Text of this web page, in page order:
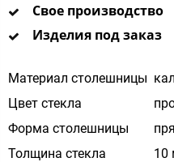
Свое производство
Изделия под заказ
Материал столешницы
Цвет стекла
Форма столешницы
Толщина стекла
10